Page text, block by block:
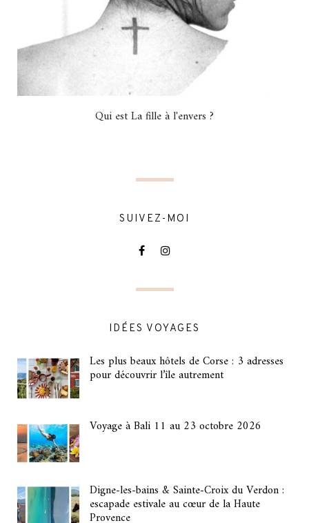
Qui est La fille à l'envers ?
SUIVEZ-MOI
IDÉES VOYAGES
Les plus beaux hôtels de Corse : 3 adresses
pour découvrir l’île autrement
Voyage à Bali 11 au 23 octobre 2026
Digne-les-bains & Sainte-Croix du Verdon :
escapade estivale au cœur de la Haute
Provence